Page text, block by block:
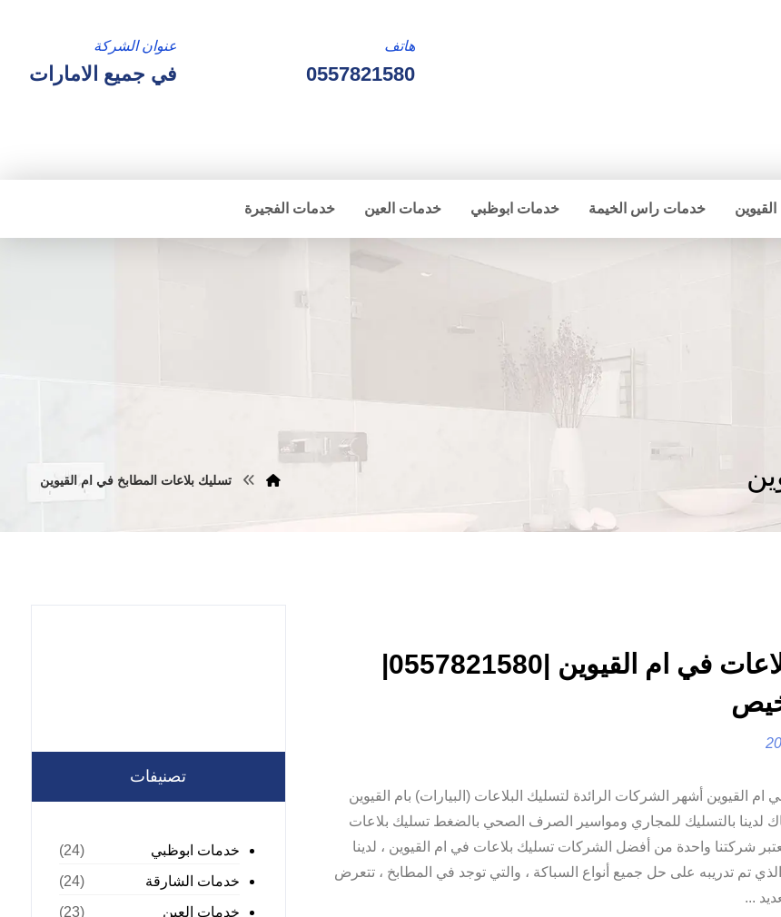
عنوان الشركة
في جميع الامارات
هاتف
0557821580
خدمات راس الخيمة خدمات ابوظبي خدمات العين خدمات الفجيرة
تسليك بلاعات المطابخ في ام القيوين
تسليك بلاعات في ام القيوين |0557821580|
ام القيوين أشهر الشركات الرائدة لتسليك البلاعات (البيارات) بام القيوين
لدينا بالتسليك للمجاري ومواسير الصرف الصحي بالضغط تسليك بلاعات
شركتنا واحدة من أفضل الشركات تسليك بلاعات في ام القيوين ، لدينا
تم تدريبه على حل جميع أنواع السباكة ، والتي توجد في المطابخ ، تتعرض
...
تصنيفات
خدمات ابوظبي
(24)
خدمات الشارقة
(24)
خدمات العين
(23)